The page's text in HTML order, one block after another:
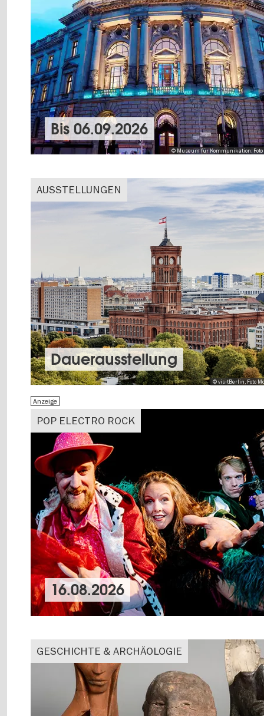
© Museum für Kommunikation,
Bis 06.09.2026
AUSSTELLUNGEN
© visitBerlin, Foto
Dauer­aus­stel­lung
POP ELECTRO ROCK
Anzeige
16.08.2026
GESCHICHTE & ARCHÄOLOGIE